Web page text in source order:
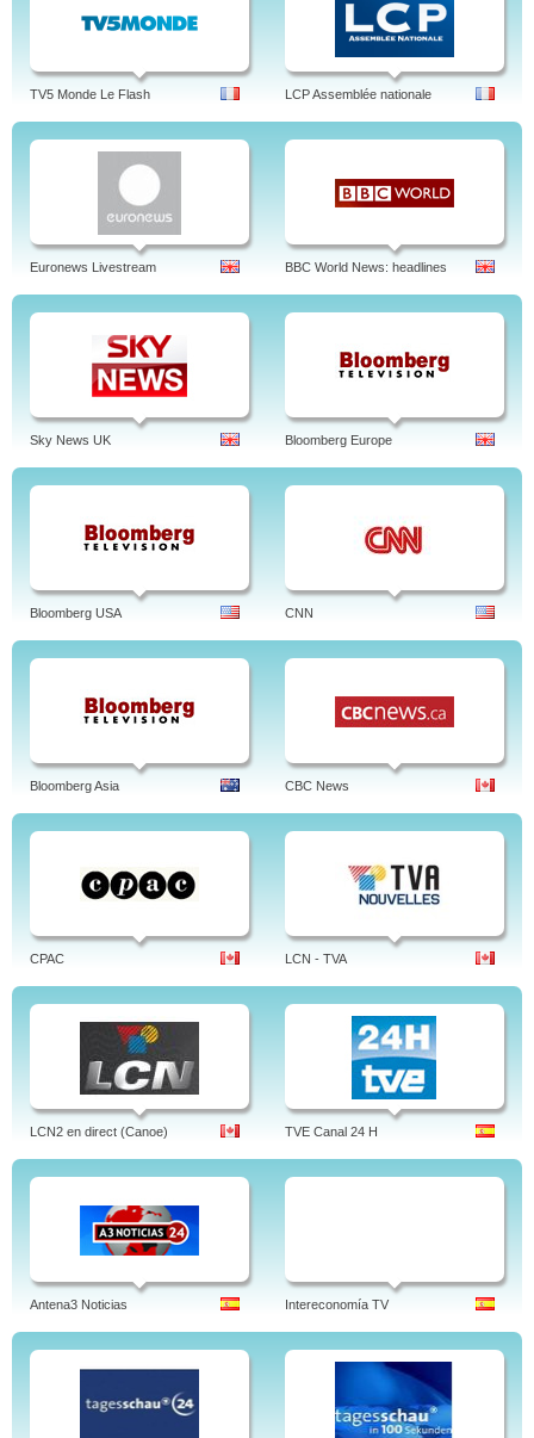
TV5 Monde Le Flash LCP Assemblée nationale
Euronews Livestream BBC World News: headlines
Sky News UK Bloomberg Europe
Bloomberg USA CNN
Bloomberg Asia CBC News
CPAC LCN - TVA
LCN2 en direct (Canoe) TVE Canal 24 H
Antena3 Noticias Intereconomía TV